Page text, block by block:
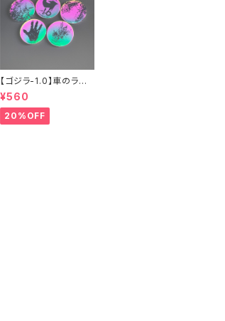
【ゴジラ-1.0】車のライト
で光る！缶バッジ
¥560
20%OFF